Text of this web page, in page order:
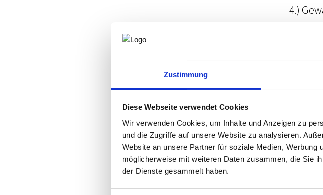
Zustimmung
Diese Webseite verwendet Cookies
Wir verwenden Cookies, um Inhalte und Anzeigen zu
und die Zugriffe auf unsere Website zu analysieren.
Website an unsere Partner für soziale Medien,
möglicherweise mit weiteren Daten zusammen, die Sie
der Dienste gesammelt haben.
4.)
a)
durch
b)
bzw.
c) Das
(§1299
d) Hat
einen
im
1) bei